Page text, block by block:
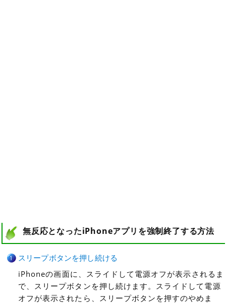
無反応となったiPhoneアプリを強制終了する方法
スリープボタンを押し続ける
iPhoneの画面に、スライドして電源オフが表示されるま
で、スリープボタンを押し続けます。スライドして電源
オフが表示されたら、スリープボタンを押すのやめま